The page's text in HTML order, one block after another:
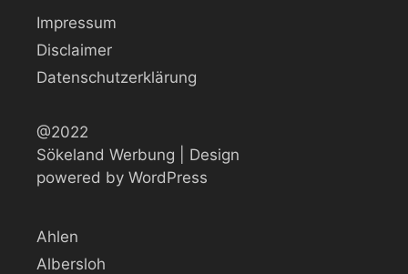
Impressum
Disclaimer
Datenschutzerklärung
@2022
Sökeland Werbung | Design
powered by WordPress
Ahlen
Albersloh